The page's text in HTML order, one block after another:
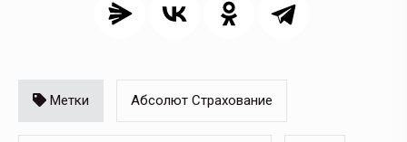
Метки Абсолют Страхование